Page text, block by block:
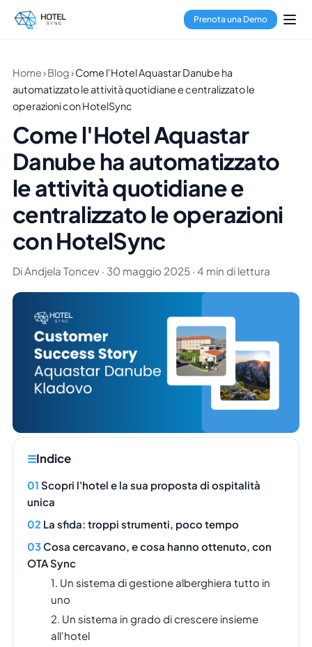
Prenota una Demo
Home›Blog›Come l'Hotel Aquastar Danube ha
automatizzato le attività quotidiane e centralizzato le
operazioni con HotelSync
Come l'Hotel Aquastar
Danube ha automatizzato
le attività quotidiane e
centralizzato le operazioni
con HotelSync
Di Andjela Toncev · 30 maggio 2025 · 4 min di lettura
Indice
Scopri l'hotel e la sua proposta di ospitalità
unica
La sfida: troppi strumenti, poco tempo
Cosa cercavano, e cosa hanno ottenuto, con
OTA Sync
1. Un sistema di gestione alberghiera tutto in
uno
2. Un sistema in grado di crescere insieme
all'hotel